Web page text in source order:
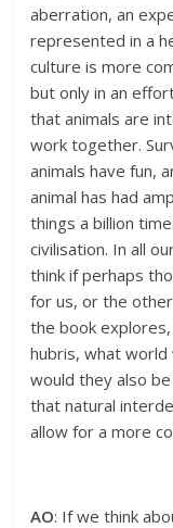
aberration, an
represented in a
culture is more
but only in an
that animals are
work together.
animals have fun,
animal has had
things a billion
civilisation. In all
think if perhaps
for us, or the
the book
hubris, what
would they also
that natural
allow for a more
AO: If we think